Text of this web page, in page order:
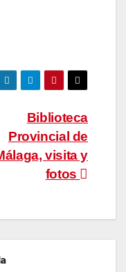
Biblioteca
Provincial de
visita y
fotos